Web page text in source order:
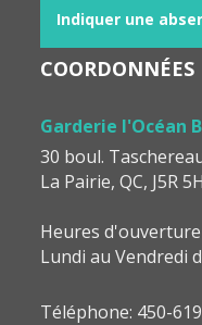
Indiquer une
COORDONNÉES
Garderie l'Océan
30 boul.
La Pairie, QC, J5R
Heures d'ouverture
Lundi au Vendredi
Téléphone: 450-